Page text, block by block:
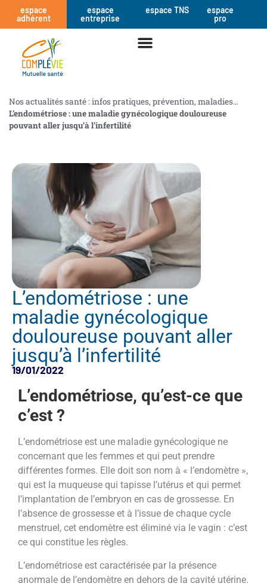
espace
adhérent
espace
entreprise
espace TNS
espace
pro
Nos actualités santé : infos pratiques, prévention, maladies…
L’endométriose : une maladie gynécologique douloureuse
pouvant aller jusqu’à l’infertilité
L’endométriose : une
maladie gynécologique
douloureuse pouvant aller
jusqu’à l’infertilité
19/01/2022
L’endométriose, qu’est-ce que
c’est ?
L’endométriose est une maladie gynécologique ne
concernant que les femmes et qui peut prendre
différentes formes. Elle doit son nom à « l’endomètre »,
qui est la muqueuse qui tapisse l’utérus et qui permet
l’implantation de l’embryon en cas de grossesse. En
l’absence de grossesse et à l’issue de chaque cycle
menstruel, cet endomètre est éliminé via le vagin : c’est
ce qui constitue les règles.
L’endométriose est caractérisée par la présence
anormale de l’endomètre en dehors de la cavité utérine.